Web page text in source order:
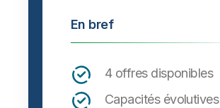
En bref
4 offres disponibles
Capacités évolutives